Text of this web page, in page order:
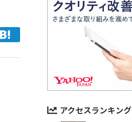
アクセスランキング